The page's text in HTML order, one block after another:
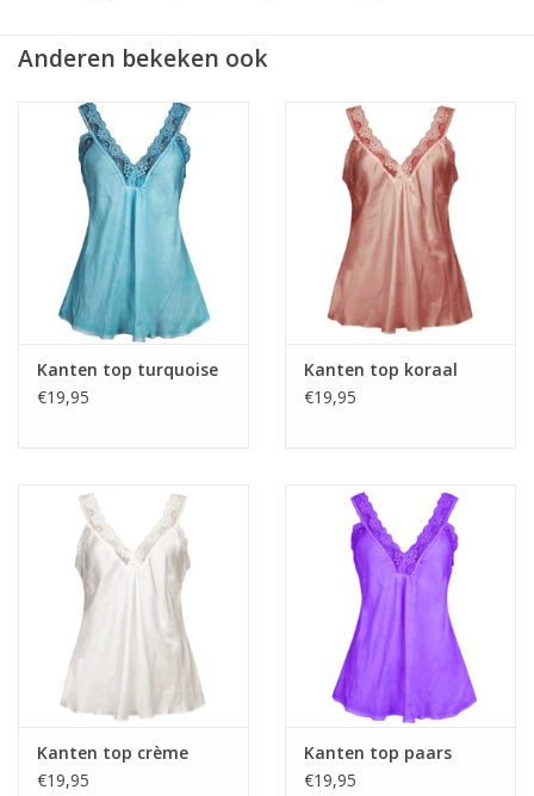
★ Veilig en snel betalen
Anderen bekeken ook
Kanten top turquoise
€19,95
Kanten top koraal
€19,95
Kanten top crème
€19,95
Kanten top paars
€19,95